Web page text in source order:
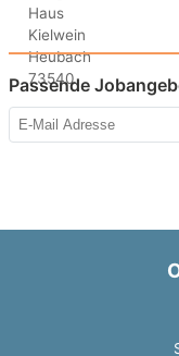
Passende